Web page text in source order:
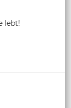
lebt!